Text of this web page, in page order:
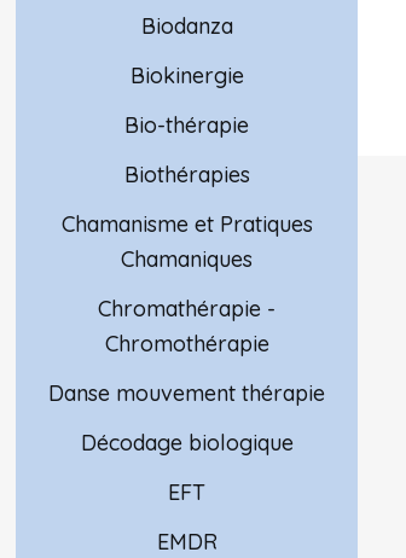
Biodanza
Biokinergie
Bio-thérapie
Biothérapies
Chamanisme et Pratiques
Chamaniques
Chromathérapie -
Chromothérapie
Danse mouvement thérapie
Décodage biologique
EFT
EMDR